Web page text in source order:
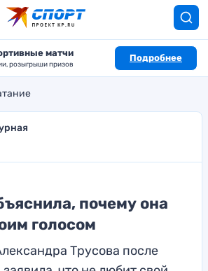
матчи
розыгрыши призов
Подробнее
почему она
голосом
Трусова после